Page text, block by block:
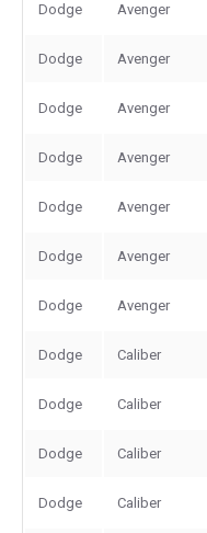
Dodge Avenger
Dodge Avenger
Dodge Avenger
Dodge Avenger
Dodge Avenger
Dodge Avenger
Dodge Avenger
Dodge Caliber
Dodge Caliber
Dodge Caliber
Dodge Caliber